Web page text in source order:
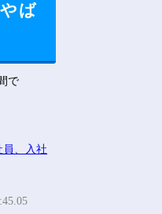
Powered by livedoor 相互RSS
ば